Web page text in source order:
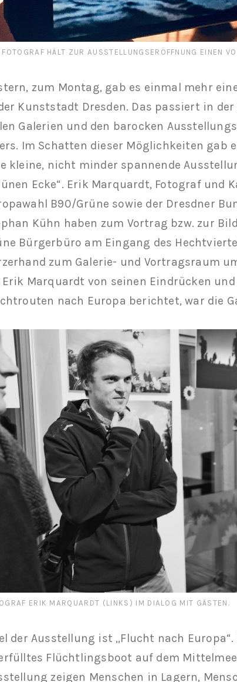
FOTOGRAF HÄLT ZUR AUSSTELLUNGSERÖFFNUNG EINEN
zum Montag, gab es einmal mehr
Kunststadt Dresden. Das passiert in
Galerien und den barocken
Im Schatten dieser Möglichkeiten gab
kleine, nicht minder spannende
Ecke“. Erik Marquardt, Fotograf und
B90/Grüne sowie der Dresdner
Kühn haben zum Vortrag bzw. zur
Bürgerbüro am Eingang des
zum Galerie- und Vortragsraum
Erik Marquardt von seinen Eindrücken
nach Europa berichtet, war die
ERIK MARQUARDT (LINKS) IM DIALOG MIT GÄSTEN.
der Ausstellung ist „Flucht nach
Flüchtlingsboot auf dem
zeigen Menschen in Lagern,